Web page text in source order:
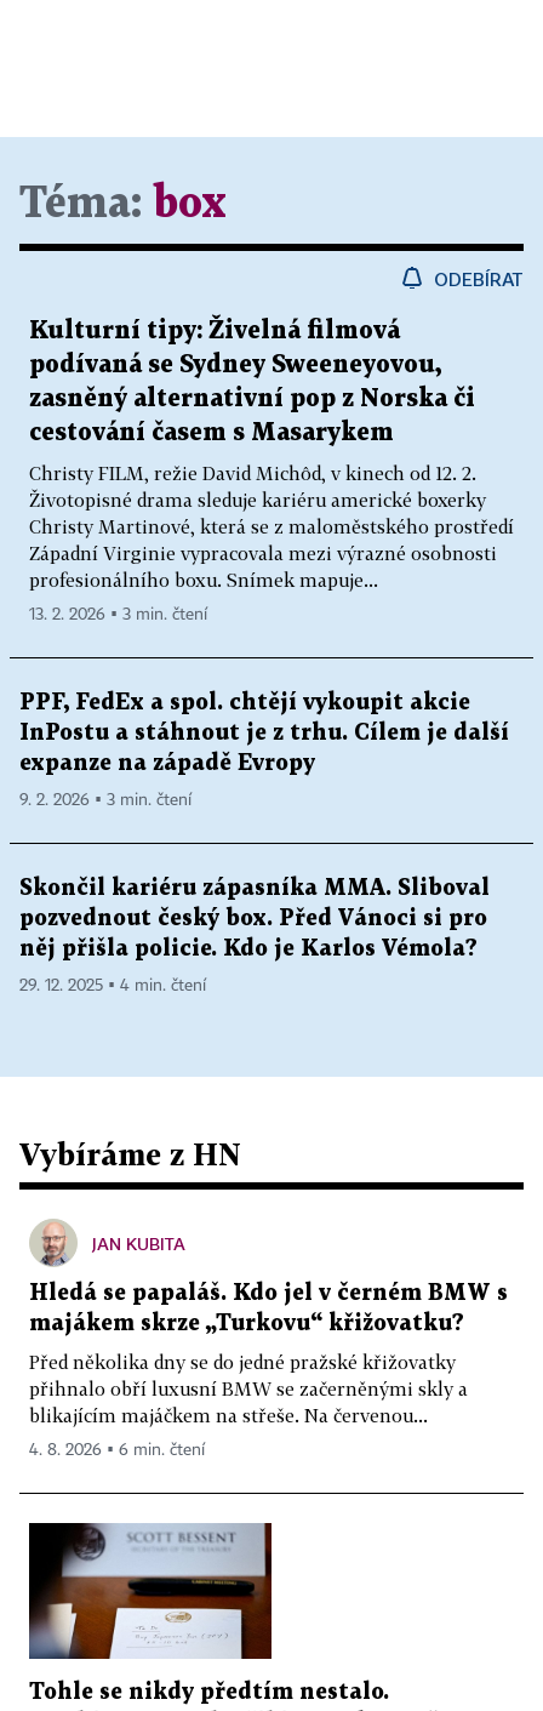
Téma: box
ODEBÍRAT
Kulturní tipy: Živelná filmová
podívaná se Sydney Sweeneyovou,
zasněný alternativní pop z Norska či
cestování časem s Masarykem
Christy FILM, režie David Michôd, v kinech od 12. 2.
Životopisné drama sleduje kariéru americké boxerky
Christy Martinové, která se z maloměstského prostředí
Západní Virginie vypracovala mezi výrazné osobnosti
profesionálního boxu. Snímek mapuje...
13. 2. 2026 ▪ 3 min. čtení
PPF, FedEx a spol. chtějí vykoupit akcie
InPostu a stáhnout je z trhu. Cílem je další
expanze na západě Evropy
9. 2. 2026 ▪ 3 min. čtení
Skončil kariéru zápasníka MMA. Sliboval
pozvednout český box. Před Vánoci si pro
něj přišla policie. Kdo je Karlos Vémola?
29. 12. 2025 ▪ 4 min. čtení
Vybíráme z HN
JAN KUBITA
Hledá se papaláš. Kdo jel v černém BMW s
majákem skrze „Turkovu“ křižovatku?
Před několika dny se do jedné pražské křižovatky
přihnalo obří luxusní BMW se začerněnými skly a
blikajícím majáčkem na střeše. Na červenou...
4. 8. 2026 ▪ 6 min. čtení
Tohle se nikdy předtím nestalo.